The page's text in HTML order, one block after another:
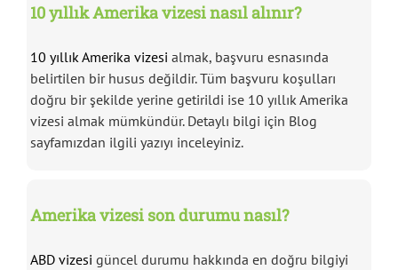
10 yıllık Amerika vizesi nasıl alınır?
10 yıllık Amerika vizesi almak, başvuru esnasında
belirtilen bir husus değildir. Tüm başvuru koşulları
doğru bir şekilde yerine getirildi ise 10 yıllık Amerika
vizesi almak mümkündür. Detaylı bilgi için Blog
sayfamızdan ilgili yazıyı inceleyiniz.
Amerika vizesi son durumu nasıl?
ABD vizesi güncel durumu hakkında en doğru bilgiyi